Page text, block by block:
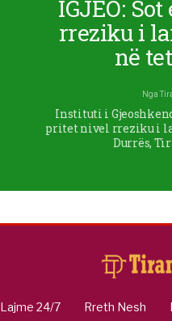
IGJEO:
rreziku i
në
Nga
Instituti i
pritet nivel rreziku i
Durrës,
Lajme 24/7 Rreth Nesh